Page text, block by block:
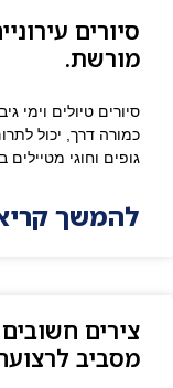
סיורים
מורשת.
סיורים טיולים וימי
כמורה דרך, יכול
גופים וחוגי מטיילים
להמשך
צירים
מסביב